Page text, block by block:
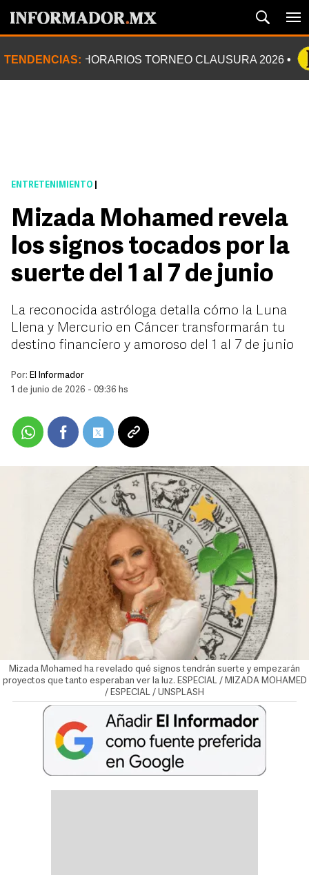
TENDENCIAS: HORARIOS TORNEO CLAUSURA 2026
ENTRETENIMIENTO
Mizada Mohamed revela
los signos tocados por la
suerte del 1 al 7 de junio
La reconocida astróloga detalla cómo la Luna
Llena y Mercurio en Cáncer transformarán tu
destino financiero y amoroso del 1 al 7 de junio
Por: El Informador
1 de junio de 2026 - 09:36 hs
Mizada Mohamed ha revelado qué signos tendrán suerte y empezarán
proyectos que tanto esperaban ver la luz. ESPECIAL / MIZADA MOHAMED
/ ESPECIAL / UNSPLASH